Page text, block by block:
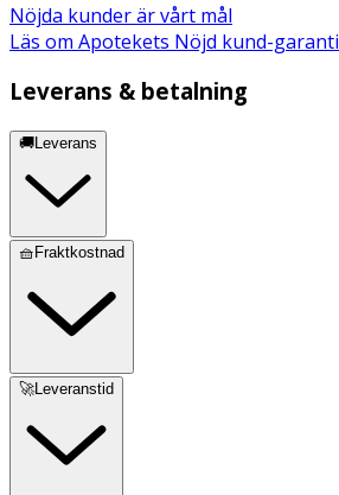
Nöjda kunder är vårt mål
Läs om Apotekets Nöjd kund-garanti
Leverans & betalning
🚚Leverans
🧺Fraktkostnad
🚀Leveranstid